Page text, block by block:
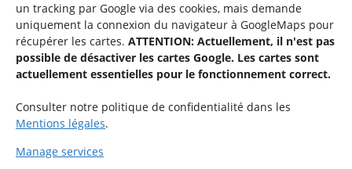
un tracking par Google via des cookies, mais demande
uniquement la connexion du navigateur à GoogleMaps pour
récupérer les cartes. ATTENTION: Actuellement, il n'est pas
possible de désactiver les cartes Google. Les cartes sont
actuellement essentielles pour le fonctionnement correct.
Consulter notre politique de confidentialité dans les
Mentions légales.
Manage services
Service national de la jeunesse
48-50 rue Charles Martel